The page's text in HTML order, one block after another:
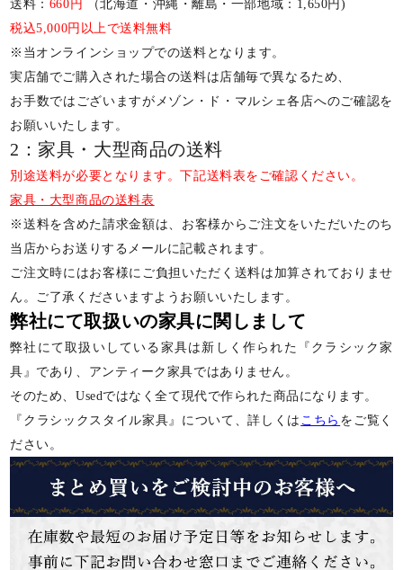
送料： 660円
（北海道・沖縄・離島・一部地域：1,650円)
税込5,000円以上で送料無料
※当オンラインショップでの送料となります。
実店舗でご購入された場合の送料は店舗毎で異なるため、
お手数ではございますがメゾン・ド・マルシェ各店へのご確認を
お願いいたします。
2：家具・大型商品の送料
別途送料が必要となります。下記送料表をご確認ください。
家具・大型商品の送料表
※送料を含めた請求金額は、お客様からご注文をいただいたのち
当店からお送りするメールに記載されます。
ご注文時にはお客様にご負担いただく送料は加算されておりませ
ん。ご了承くださいますようお願いいたします。
弊社にて取扱いの家具に関しまして
弊社にて取扱いしている家具は新しく作られた『クラシック家
具』であり、アンティーク家具ではありません。
そのため、Usedではなく全て現代で作られた商品になります。
『クラシックスタイル家具』について、詳しくは こちら をご覧く
ださい。